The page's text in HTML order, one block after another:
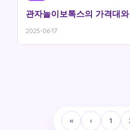
관자놀이보톡스의 가격대
2025-06-17
« ‹ 1